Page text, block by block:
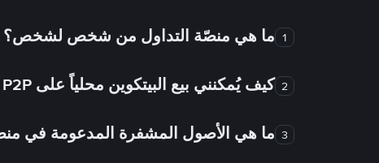
1 ما هي منصّة التداول من شخص لشخص؟
2 كيف يُمكنني بيع البيتكوين محلياً على Binance P2P؟
3 ما هي الأصول المشفرة المدعومة